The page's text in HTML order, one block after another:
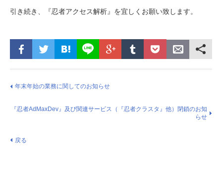
引き続き、『忍者アクセス解析』を宜しくお願い致します。
年末年始の業務に関してのお知らせ
『忍者AdMaxDev』及び関連サービス（『忍者クラスタ』他）閉鎖のお知
らせ
戻る